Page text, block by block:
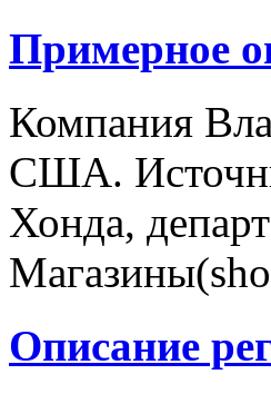
Примерное
Компания
США.
Хонда,
Описание